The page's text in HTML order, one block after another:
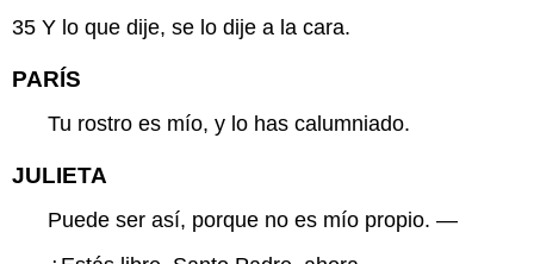
35 Y lo que dije, se lo dije a la cara.
PARÍS
Tu rostro es mío, y lo has calumniado.
JULIETA
Puede ser así, porque no es mío propio. —